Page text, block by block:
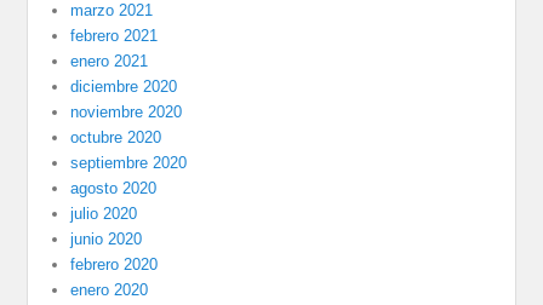
marzo 2021
febrero 2021
enero 2021
diciembre 2020
noviembre 2020
octubre 2020
septiembre 2020
agosto 2020
julio 2020
junio 2020
febrero 2020
enero 2020